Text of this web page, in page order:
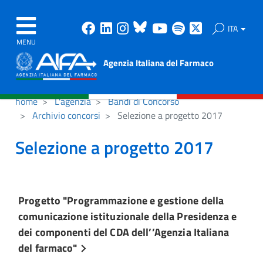
MENU
Facebook
Linkedin
Instagram
Bluesky
Youtube
Spotify ITA
Agenzia Italiana del Farmaco
home L'agenzia
Bandi di Concorso
Archivio concorsi
Selezione a progetto 2017
Selezione a progetto 2017
Progetto "Programmazione e gestione della
comunicazione istituzionale della Presidenza e
dei componenti del CDA dell’’Agenzia Italiana
del farmaco"